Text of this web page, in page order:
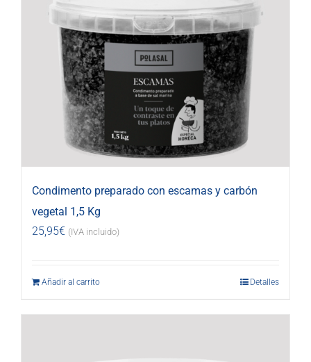
Condimento preparado con escamas y carbón
vegetal 1,5 Kg
25,95€ (IVA incluido)
Añadir al carrito Detalles